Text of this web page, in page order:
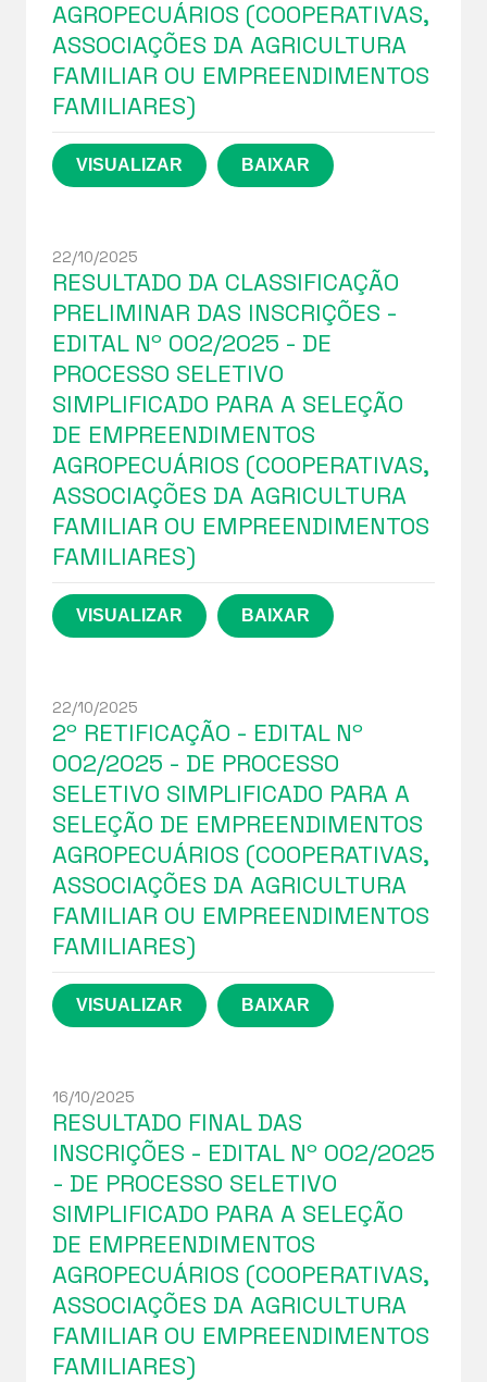
AGROPECUÁRIOS (COOPERATIVAS,
ASSOCIAÇÕES DA AGRICULTURA
FAMILIAR OU EMPREENDIMENTOS
FAMILIARES)
22/10/2025
RESULTADO DA CLASSIFICAÇÃO
PRELIMINAR DAS INSCRIÇÕES -
EDITAL Nº 002/2025 - DE
PROCESSO SELETIVO
SIMPLIFICADO PARA A SELEÇÃO
DE EMPREENDIMENTOS
AGROPECUÁRIOS (COOPERATIVAS,
ASSOCIAÇÕES DA AGRICULTURA
FAMILIAR OU EMPREENDIMENTOS
FAMILIARES)
22/10/2025
2º RETIFICAÇÃO - EDITAL Nº
002/2025 - DE PROCESSO
SELETIVO SIMPLIFICADO PARA A
SELEÇÃO DE EMPREENDIMENTOS
AGROPECUÁRIOS (COOPERATIVAS,
ASSOCIAÇÕES DA AGRICULTURA
FAMILIAR OU EMPREENDIMENTOS
FAMILIARES)
16/10/2025
RESULTADO FINAL DAS
INSCRIÇÕES - EDITAL Nº 002/2025
- DE PROCESSO SELETIVO
SIMPLIFICADO PARA A SELEÇÃO
DE EMPREENDIMENTOS
AGROPECUÁRIOS (COOPERATIVAS,
ASSOCIAÇÕES DA AGRICULTURA
FAMILIAR OU EMPREENDIMENTOS
FAMILIARES)